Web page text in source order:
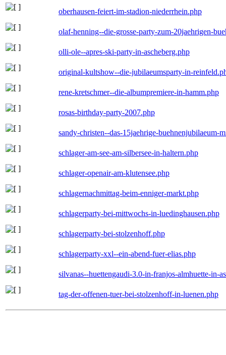
oberhausen-feiert-im-stadion-niederrhein.php
olaf-henning--die-grosse-party-zum-20jaehrigen-
olli-ole--apres-ski-party-in-ascheberg.php
original-kultshow--die-jubilaeumsparty-in-
rene-kretschmer--die-albumpremiere-in-hamm.php
rosas-birthday-party-2007.php
sandy-christen--das-15jaehrige-buehnenjubilaeum-
schlager-am-see-am-silbersee-in-haltern.php
schlager-openair-am-klutensee.php
schlagernachmittag-beim-enniger-markt.php
schlagerparty-bei-mittwochs-in-luedinghausen.php
schlagerparty-bei-stolzenhoff.php
schlagerparty-xxl--ein-abend-fuer-elias.php
silvanas--huettengaudi-3.0-in-franjos-almhuette-in-
tag-der-offenen-tuer-bei-stolzenhoff-in-luenen.php